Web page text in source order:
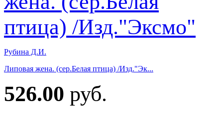
Рубина Д.И.
Липовая жена. (сер.Белая птица) /Изд."Эк...
526.00 руб.